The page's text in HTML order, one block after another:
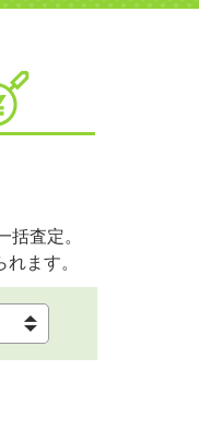
査定。
ます。